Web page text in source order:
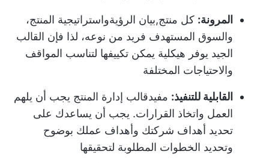
المرونة: كل منتج,بيان الرؤيةواستراتيجية المنتج،
والسوق المستهدف فريد من نوعه، لذا فإن القالب
الجيد يوفر هيكلية يمكن تكييفها لتناسب المواقف
والاحتياجات المختلفة
القابلية للتنفيذ: مفيدقالب إدارة المنتج يجب أن يلهم
العمل واتخاذ القرارات. يجب أن يساعدك على
تحديد أهداف شركتك وأهداف عملك بوضوح
وتحديد الخطوات المطلوبة لتحقيقها